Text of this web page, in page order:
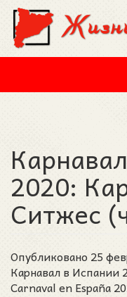
Перейти к основному
2020:
Ситжес
Опубликовано 25
Карнавал в Испании
Carnaval en España